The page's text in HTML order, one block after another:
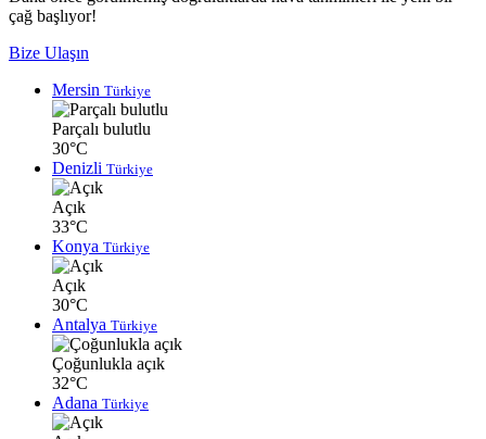
çağ başlıyor!
Bize Ulaşın
Mersin Türkiye
Parçalı bulutlu
30°C
Denizli Türkiye
Açık
33°C
Konya Türkiye
Açık
30°C
Antalya Türkiye
Çoğunlukla açık
32°C
Adana Türkiye